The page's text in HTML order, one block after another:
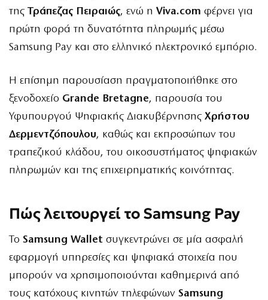
της Τράπεζας Πειραιώς, ενώ η Viva.com φέρνει για
πρώτη φορά τη δυνατότητα πληρωμής μέσω
Samsung Pay και στο ελληνικό ηλεκτρονικό εμπόριο.
Η επίσημη παρουσίαση πραγματοποιήθηκε στο
ξενοδοχείο Grande Bretagne, παρουσία του
Υφυπουργού Ψηφιακής Διακυβέρνησης Χρήστου
Δερμεντζόπουλου, καθώς και εκπροσώπων του
τραπεζικού κλάδου, του οικοσυστήματος ψηφιακών
πληρωμών και της επιχειρηματικής κοινότητας.
Πώς λειτουργεί το Samsung Pay
Το Samsung Wallet συγκεντρώνει σε μία ασφαλή
εφαρμογή υπηρεσίες και ψηφιακά στοιχεία που
μπορούν να χρησιμοποιούνται καθημερινά από
τους κατόχους κινητών τηλεφώνων Samsung